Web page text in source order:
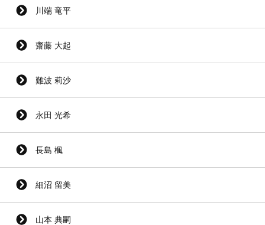
川端 竜平
齋藤 大起
難波 莉沙
永田 光希
長島 楓
細沼 留美
山本 典嗣